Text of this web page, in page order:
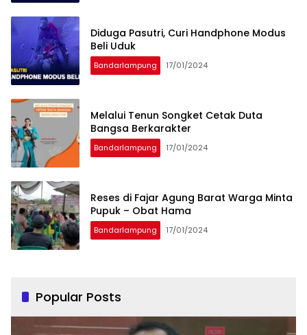
Diduga Pasutri, Curi Handphone Modus
Beli Uduk
Bandarlampung 17/01/2024
Melalui Tenun Songket Cetak Duta
Bangsa Berkarakter
Bandarlampung 17/01/2024
Reses di Fajar Agung Barat Warga Minta
Pupuk – Obat Hama
Bandarlampung 17/01/2024
Popular Posts